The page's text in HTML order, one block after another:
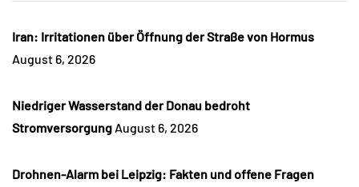
Iran: Irritationen über Öffnung der Straße von Hormus
August 6, 2026
Niedriger Wasserstand der Donau bedroht
Stromversorgung August 6, 2026
Drohnen-Alarm bei Leipzig: Fakten und offene Fragen